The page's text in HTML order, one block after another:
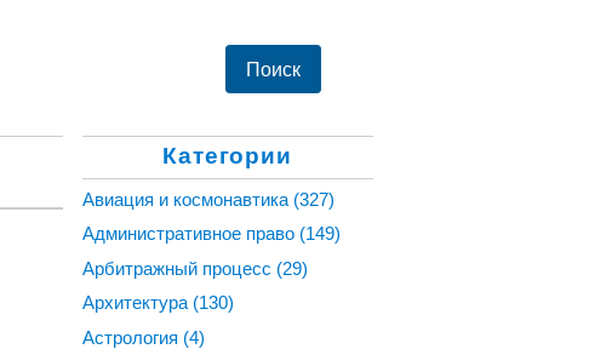
Категории
Авиация и космонавтика (327)
Административное право (149)
Арбитражный процесс (29)
Архитектура (130)
Астрология (4)